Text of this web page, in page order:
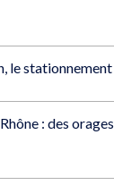
le
: des